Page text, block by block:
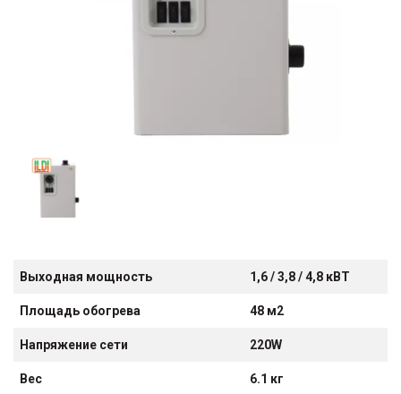
Выходная мощность 1,6 / 3,8 / 4,8 кВТ
Площадь обогрева 48 м2
Напряжение сети 220W
Вес 6.1 кг